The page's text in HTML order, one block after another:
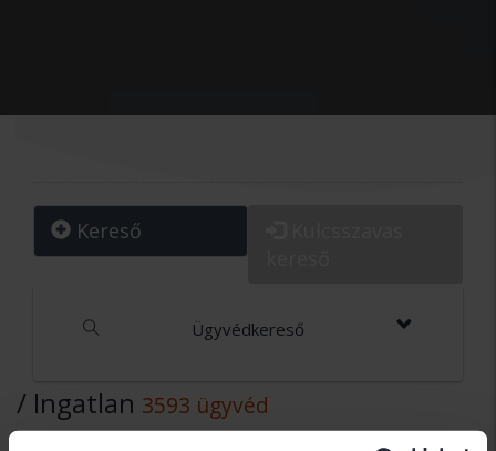
Kereső
Ügyvédkereső
/ Ingatlan 3593 ügyvéd